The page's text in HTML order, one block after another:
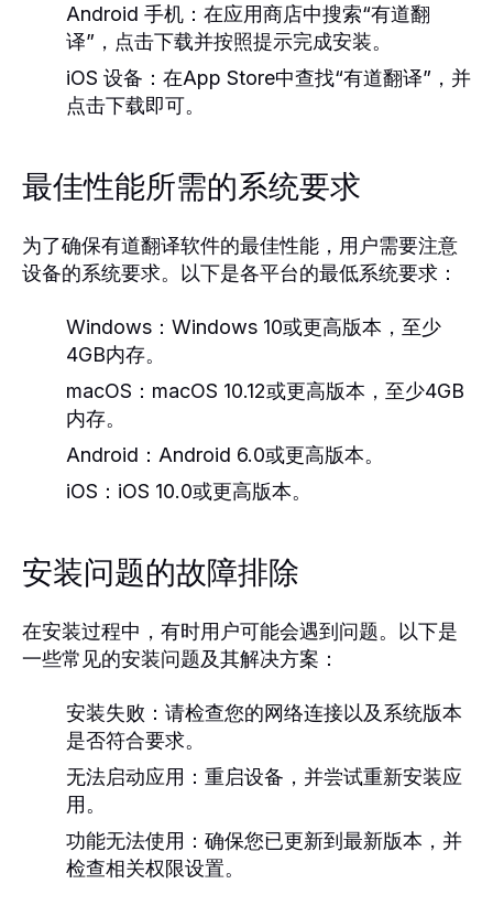
Android 手机： 在应用商店中搜索“有道翻
译”，点击下载并按照提示完成安装。
iOS 设备： 在App Store中查找“有道翻译”，并
点击下载即可。
最佳性能所需的系统要求
为了确保有道翻译软件的最佳性能，用户需要注意
设备的系统要求。以下是各平台的最低系统要求：
Windows： Windows 10或更高版本，至少
4GB内存。
macOS： macOS 10.12或更高版本，至少4GB
内存。
Android： Android 6.0或更高版本。
iOS： iOS 10.0或更高版本。
安装问题的故障排除
在安装过程中，有时用户可能会遇到问题。以下是
一些常见的安装问题及其解决方案：
安装失败： 请检查您的网络连接以及系统版本
是否符合要求。
无法启动应用： 重启设备，并尝试重新安装应
用。
功能无法使用： 确保您已更新到最新版本，并
检查相关权限设置。